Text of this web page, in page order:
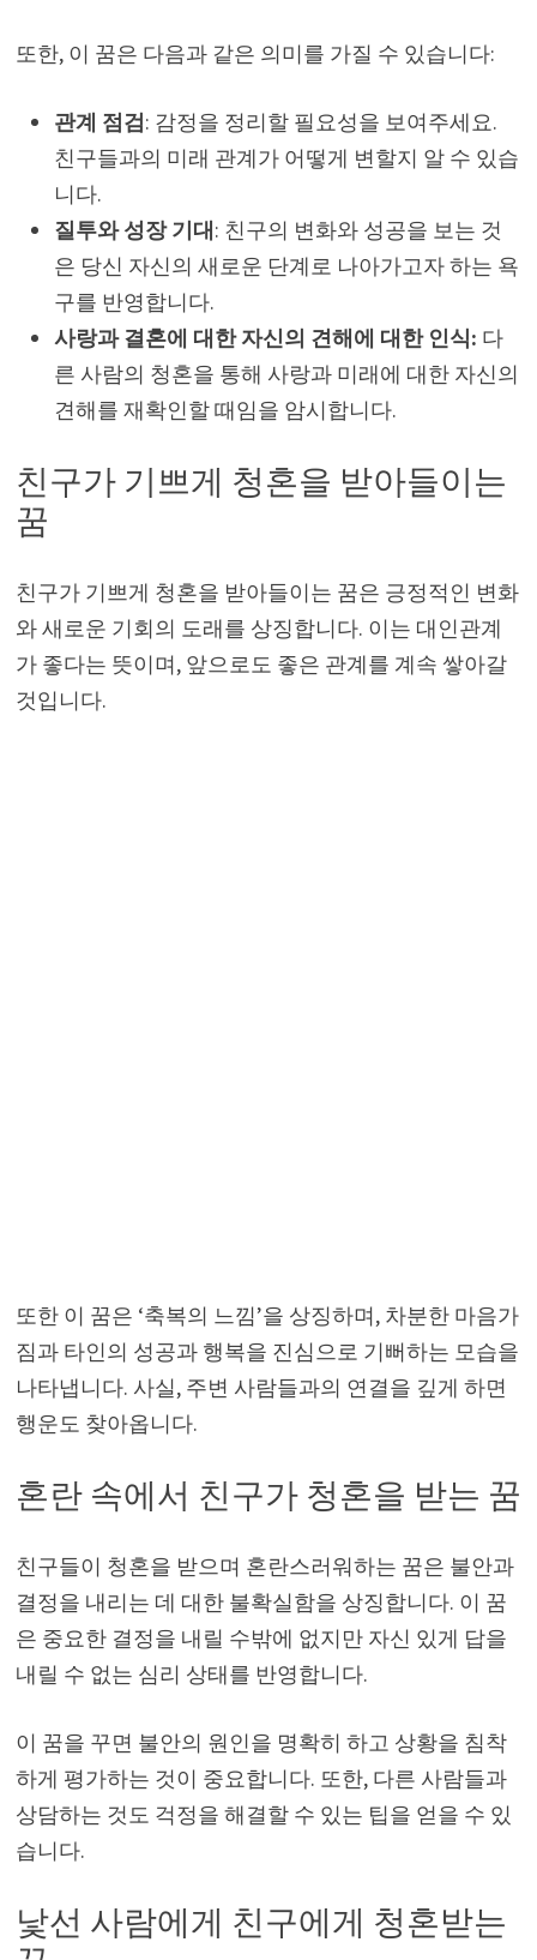
또한, 이 꿈은 다음과 같은 의미를 가질 수 있습니다:
관계 점검: 감정을 정리할 필요성을 보여주세요.
친구들과의 미래 관계가 어떻게 변할지 알 수 있습
니다.
질투와 성장 기대: 친구의 변화와 성공을 보는 것
은 당신 자신의 새로운 단계로 나아가고자 하는 욕
구를 반영합니다.
사랑과 결혼에 대한 자신의 견해에 대한 인식: 다
른 사람의 청혼을 통해 사랑과 미래에 대한 자신의
견해를 재확인할 때임을 암시합니다.
친구가 기쁘게 청혼을 받아들이는
꿈
친구가 기쁘게 청혼을 받아들이는 꿈은 긍정적인 변화
와 새로운 기회의 도래를 상징합니다. 이는 대인관계
가 좋다는 뜻이며, 앞으로도 좋은 관계를 계속 쌓아갈
것입니다.
또한 이 꿈은 ‘축복의 느낌’을 상징하며, 차분한 마음가
짐과 타인의 성공과 행복을 진심으로 기뻐하는 모습을
나타냅니다. 사실, 주변 사람들과의 연결을 깊게 하면
행운도 찾아옵니다.
혼란 속에서 친구가 청혼을 받는 꿈
친구들이 청혼을 받으며 혼란스러워하는 꿈은 불안과
결정을 내리는 데 대한 불확실함을 상징합니다. 이 꿈
은 중요한 결정을 내릴 수밖에 없지만 자신 있게 답을
내릴 수 없는 심리 상태를 반영합니다.
이 꿈을 꾸면 불안의 원인을 명확히 하고 상황을 침착
하게 평가하는 것이 중요합니다. 또한, 다른 사람들과
상담하는 것도 걱정을 해결할 수 있는 팁을 얻을 수 있
습니다.
낯선 사람에게 친구에게 청혼받는